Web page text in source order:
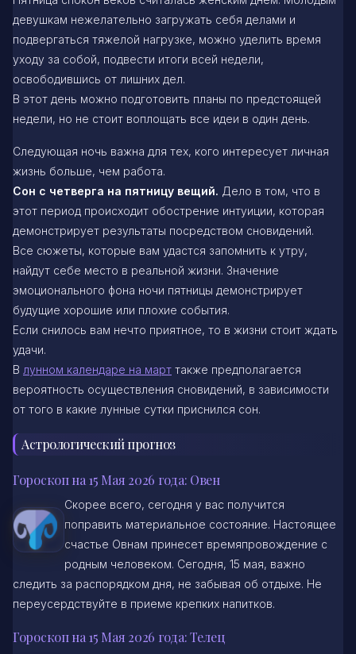
девушкам нежелательно загружать себя делами и
подвергаться тяжелой нагрузке, можно уделить время
уходу за собой, подвести итоги всей недели,
освободившись от лишних дел.
В этот день можно подготовить планы по предстоящей
недели, но не стоит воплощать все идеи в один день.
Следующая ночь важна для тех, кого интересует личная
жизнь больше, чем работа.
Сон с четверга на пятницу вещий. Дело в том, что в
этот период происходит обострение интуиции, которая
демонстрирует результаты посредством сновидений.
Все сюжеты, которые вам удастся запомнить к утру,
найдут себе место в реальной жизни. Значение
эмоционального фона ночи пятницы демонстрирует
будущие хорошие или плохие события.
Если снилось вам нечто приятное, то в жизни стоит ждать
удачи.
В лунном календаре на март также предполагается
вероятность осуществления сновидений, в зависимости
от того в какие лунные сутки приснился сон.
Астрологический прогноз
Гороскоп на 15 Мая 2026 года: Овен
Скорее всего, сегодня у вас получится
поправить материальное состояние. Настоящее
счастье Овнам принесет времяпровождение с
родным человеком. Сегодня, 15 мая, важно
следить за распорядком дня, не забывая об отдыхе. Не
переусердствуйте в приеме крепких напитков.
Гороскоп на 15 Мая 2026 года: Телец